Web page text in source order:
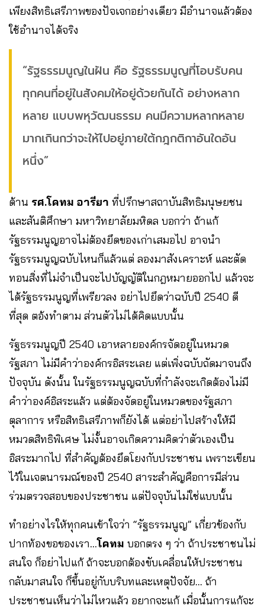
เพียงสิทธิเสรีภาพของปัจเจกอย่างเดียว มีอำนาจแล้วต้อง
ใช้อำนาจได้จริง
“รัฐธรรมนูญในฝัน คือ รัฐธรรมนูญที่โอบรับคน
ทุกคนที่อยู่ในสังคมให้อยู่ด้วยกันได้ อย่างหลาก
หลาย แบบพหุวัฒนธรรม คนมีความหลากหลาย
มากเกินกว่าจะให้ไปอยู่ภายใต้กฎกติกาอันใดอัน
หนึ่ง”
ด้าน รศ.โคทม อารียา ที่ปรึกษาสถาบันสิทธิมนุษยชน
และสันติศึกษา มหาวิทยาลัยมหิดล บอกว่า ถ้าแก้
รัฐธรรมนูญอาจไม่ต้องยึดของเก่าเสมอไป อาจนำ
รัฐธรรมนูญฉบับไหนก็แล้วแต่ ลองมาสังเคราะห์ และตัด
ทอนสิ่งที่ไม่จำเป็นจะไปบัญญัติในกฎหมายออกไป แล้วจะ
ได้รัฐธรรมนูญที่เพรียวลง อย่าไปยึดว่าฉบับปี 2540 ดี
ที่สุด ตอ้งทำตาม ส่วนตัวไม่ได้คิดแบบนั้น
รัฐธรรมนูญปี 2540 เอาหลายองค์กรจัดอยู่ในหมวด
รัฐสภา ไม่มีคำว่าองค์กรอิสระเลย แต่เพิ่งฉบับถัดมาจนถึง
ปัจจุบัน ดังนั้น ในรัฐธรรมนูญฉบับที่กำลังจะเกิดต้องไม่มี
คำว่าองค์อิสระแล้ว แต่ต้องจัดอยู่ในหมวดของรัฐสภา
ตุลาการ หรือสิทธิเสรีภาพก็ยังได้ แต่อย่าไปสร้างให้มี
หมวดสิทธิพิเศษ ไม่งั้นอาจเกิดความคิดว่าตัวเองเป็น
อิสระมากไป ที่สำคัญต้องยึดโยงกับประชาชน เพราะเขียน
ไว้ในเจตนารมณ์ของปี 2540 สาระสำคัญคือการมีส่วน
ร่วมตรวจสอบของประชาชน แต่ปัจจุบันไม่ใช่แบบนั้น
ทำอย่างไรให้ทุกคนเข้าใจว่า “รัฐธรรมนูญ” เกี่ยวข้องกับ
ปากท้องขอของเรา…โคทม บอกตรง ๆ ว่า ถ้าประชาชนไม่
สนใจ ก็อย่าไปแก้ ถ้าจะบอกต้องขับเคลื่อนให้ประชาชน
กลับมาสนใจ ก็ขึ้นอยู่กับบริบทและเหตุปัจจัย… ถ้า
ประชาชนเห็นว่าไม่ไหวแล้ว อยากจะแก้ เมื่อนั้นการแก้จะ